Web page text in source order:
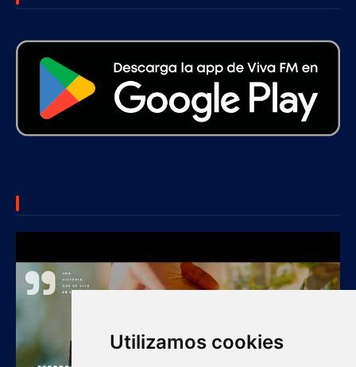
Utilizamos cookies